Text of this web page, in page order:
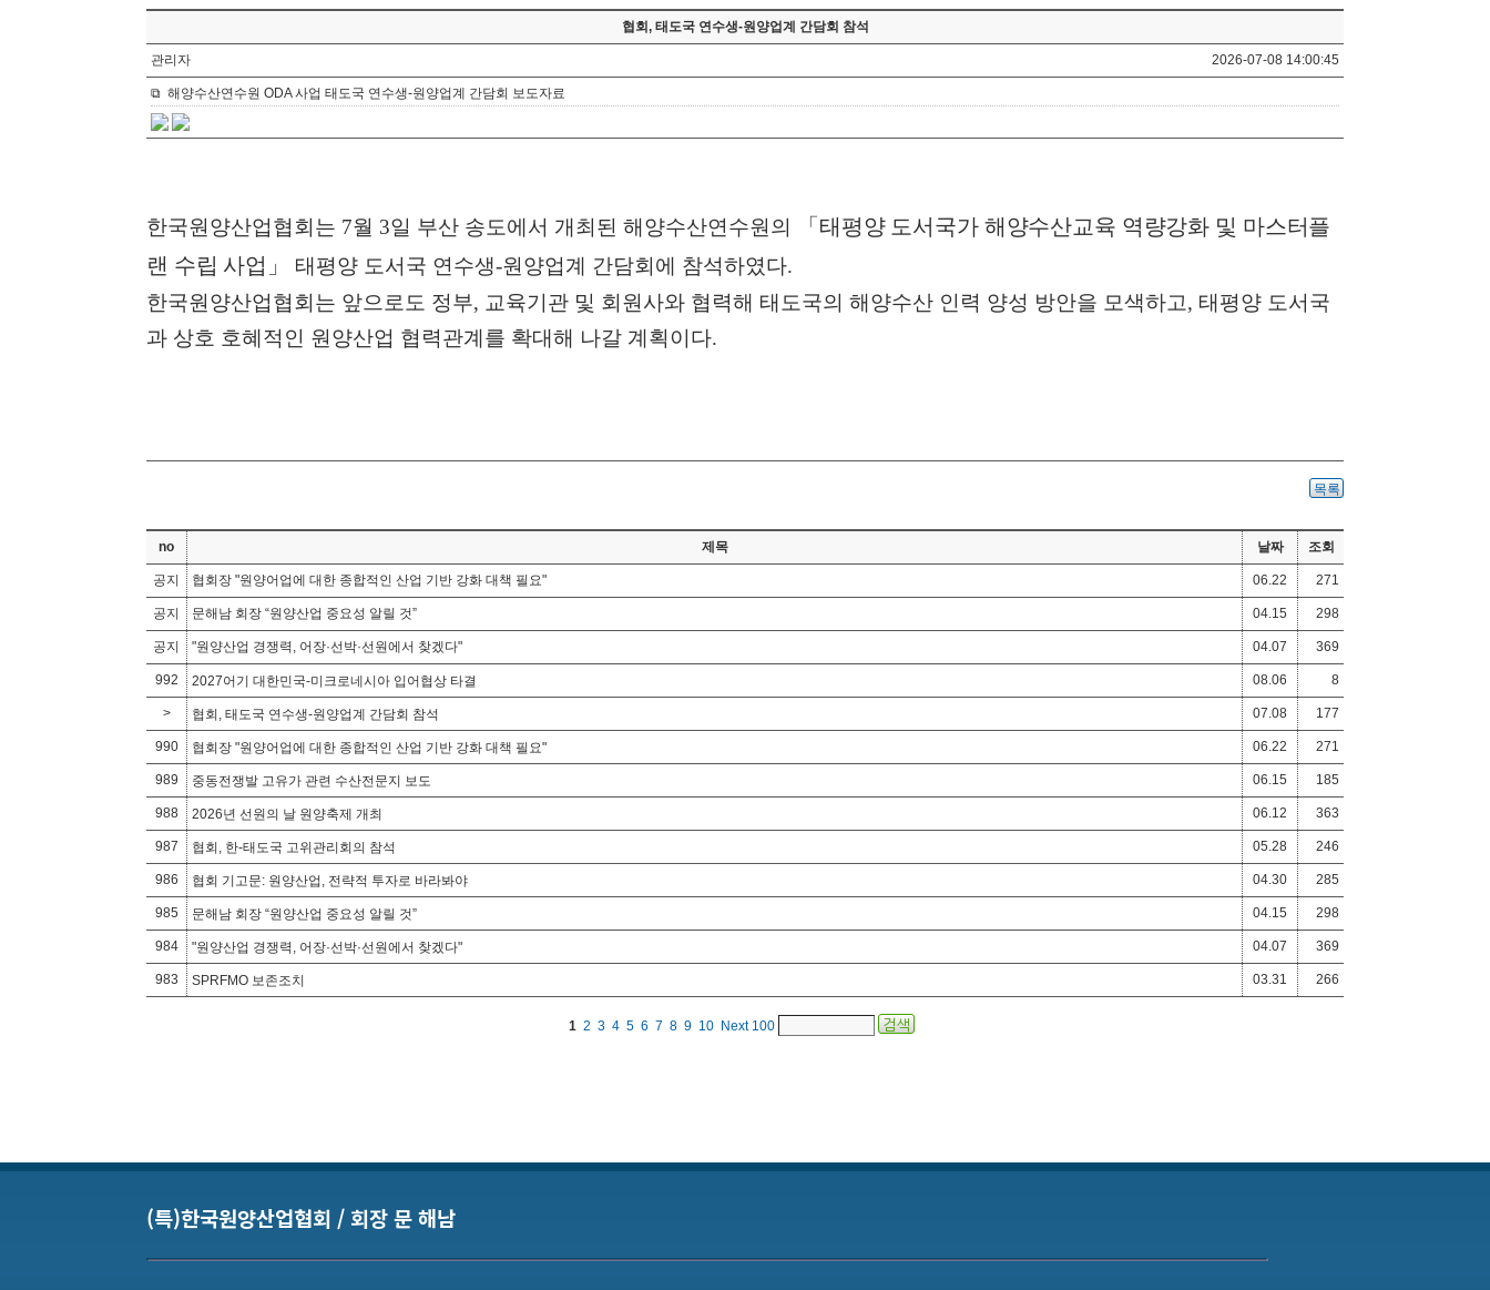
협회, 태도국 연수생-원양업계 간담회 참석
관리자 2026-07-08 14:00:45
⧉ 해양수산연수원 ODA 사업 태도국 연수생-원양업계 간담회 보도자료
한국원양산업협회는 7월 3일 부산 송도에 서 개최된 해양수산연수원의 「 태평양 도서국가 해양수산교육 역량강화 및 마스터플
랜 수립 사업 」 태평양 도서국 연수생-원양업계 간담회에 참석하였다.
한국원양산업협회는 앞으로도 정부, 교육기관 및 회원사와 협력해 태도국의 해양수산 인력 양성 방안을 모색하고, 태평양 도서국
과 상호 호혜적인 원양산업 협력관계를 확대해 나갈 계획이다.
목록
no 제목 날짜 조회
공지 협회장 "원양어업에 대한 종합적인 산업 기반 강화 대책 필요" 06.22 271
공지 문해남 회장 “원양산업 중요성 알릴 것” 04.15 298
공지 "원양산업 경쟁력, 어장·선박·선원에서 찾겠다" 04.07 369
992 2027어기 대한민국-미크로네시아 입어협상 타결 08.06 8
> 협회, 태도국 연수생-원양업계 간담회 참석 07.08 177
990 협회장 "원양어업에 대한 종합적인 산업 기반 강화 대책 필요" 06.22 271
989 중동전쟁발 고유가 관련 수산전문지 보도 06.15 185
988 2026년 선원의 날 원양축제 개최 06.12 363
987 협회, 한-태도국 고위관리회의 참석 05.28 246
986 협회 기고문: 원양산업, 전략적 투자로 바라봐야 04.30 285
985 문해남 회장 “원양산업 중요성 알릴 것” 04.15 298
984 "원양산업 경쟁력, 어장·선박·선원에서 찾겠다" 04.07 369
983 SPRFMO 보존조치 03.31 266
1 2 3 4 5 6 7 8 9 10 Next 100
(특)한국원양산업협회 / 회장 문 해남